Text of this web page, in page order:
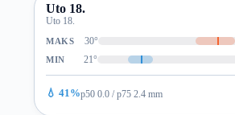
Uto 18.
Uto 18.
MAKS 30°
MIN 21°
💧 41%p50 0.0 / p75 2.4 mm